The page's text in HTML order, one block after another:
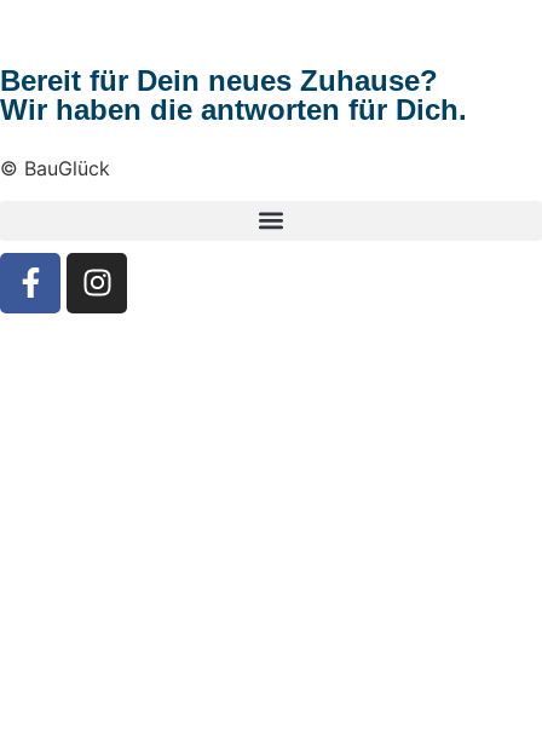
Bereit für Dein neues Zuhause?
Wir haben die antworten für Dich.
© BauGlück